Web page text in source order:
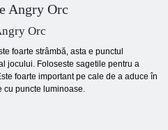
Angry Orc
Orc
foarte strâmbă, asta e punctul
jocului. Foloseste sagetile pentru a
foarte important pe cale de a aduce în
cu puncte luminoase.